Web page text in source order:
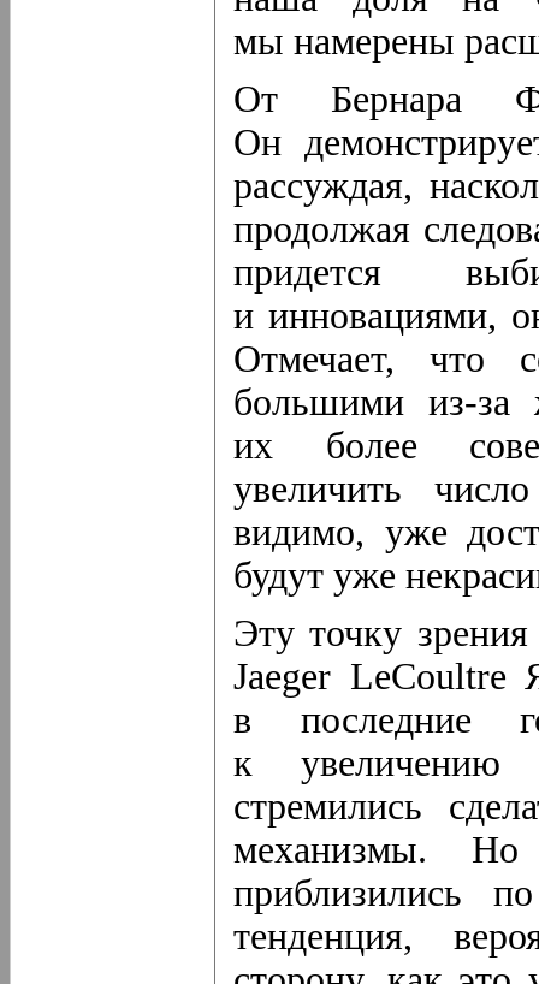
мы намерены
От Бернара
Он
рассуждая,
продолжая
придется
и инновациями,
Отмечает, что
большими из-за
их более
увеличить
видимо, уже
будут уже
Эту точку
Jaeger LeCoultre
в последние
к увеличению
стремились
механизмы.
приблизились
тенденция,